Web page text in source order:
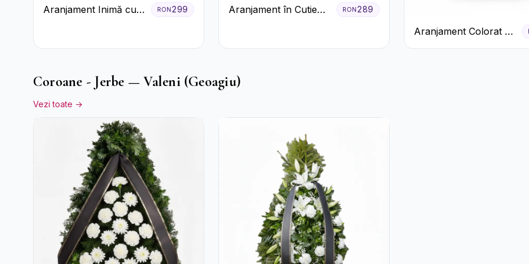
Aranjament Inimă cu
RON299
Aranjament în Cutie
Alstroemeria
RON289
Aranjament Colorat cu
Crizanteme în Cutie
Coroane - Jerbe — Valeni (Geoagiu)
Vezi toate →